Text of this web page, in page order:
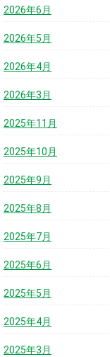
2026年6月
2026年5月
2026年4月
2026年3月
2025年11月
2025年10月
2025年9月
2025年8月
2025年7月
2025年6月
2025年5月
2025年4月
2025年3月